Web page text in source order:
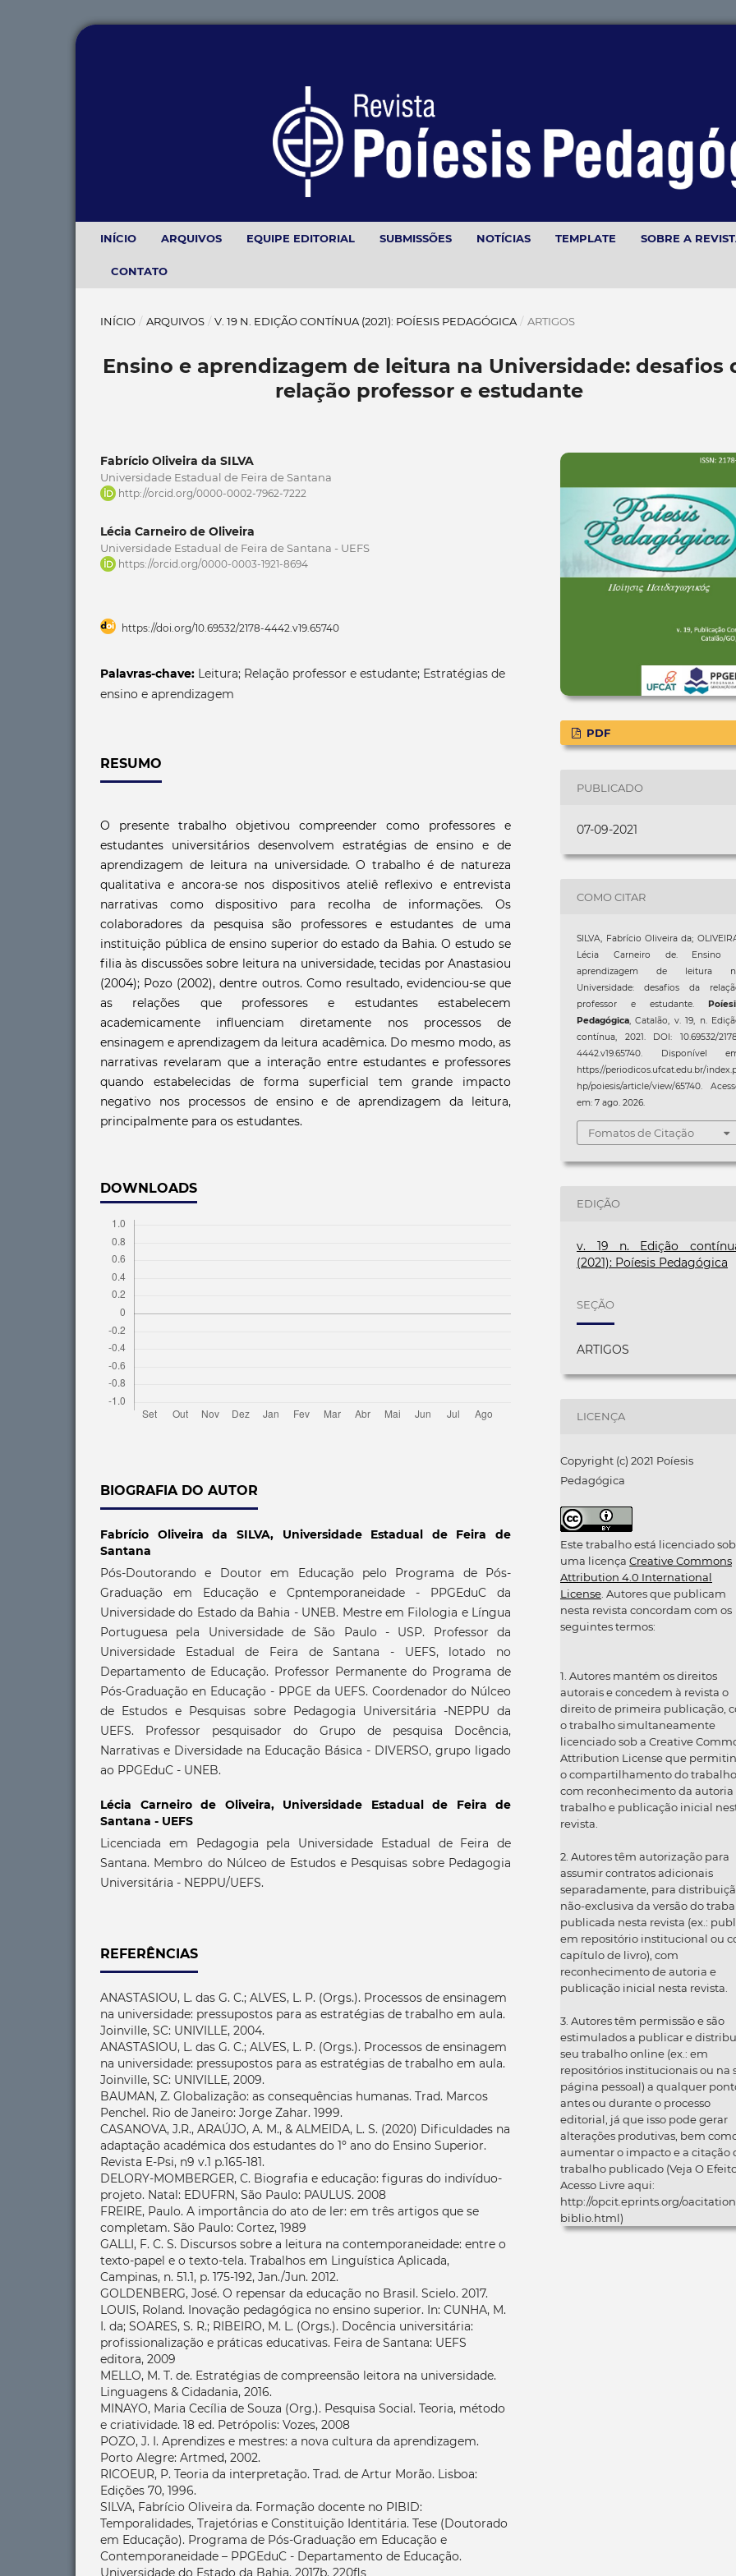
INÍCIO ARQUIVOS EQUIPE EDITORIAL SUBMISSÕES NOTÍCIAS TEMPLATE SOBRE A
CONTATO
INÍCIO / ARQUIVOS / V. 19 N. EDIÇÃO CONTÍNUA (2021): POÍESIS PEDAGÓGICA / ARTIGOS
Ensino e aprendizagem de leitura na Universidade: desafios
relação professor e estudante
Fabrício Oliveira da SILVA
Universidade Estadual de Feira de Santana
http://orcid.org/0000-0002-7962-7222
Lécia Carneiro de Oliveira
Universidade Estadual de Feira de Santana - UEFS
https://orcid.org/0000-0003-1921-8694
https://doi.org/10.69532/2178-4442.v19.65740
Palavras-chave: Leitura; Relação professor e estudante; Estratégias de
ensino e aprendizagem
RESUMO
O presente trabalho objetivou compreender como professores e
estudantes universitários desenvolvem estratégias de ensino e de
aprendizagem de leitura na universidade. O trabalho é de natureza
qualitativa e ancora-se nos dispositivos ateliê reflexivo e entrevista
narrativas como dispositivo para recolha de informações. Os
colaboradores da pesquisa são professores e estudantes de uma
instituição pública de ensino superior do estado da Bahia. O estudo se
filia às discussões sobre leitura na universidade, tecidas por Anastasiou
(2004); Pozo (2002), dentre outros. Como resultado, evidenciou-se que
as relações que professores e estudantes estabelecem
academicamente influenciam diretamente nos processos de
ensinagem e aprendizagem da leitura acadêmica. Do mesmo modo, as
narrativas revelaram que a interação entre estudantes e professores
quando estabelecidas de forma superficial tem grande impacto
negativo nos processos de ensino e de aprendizagem da leitura,
principalmente para os estudantes.
DOWNLOADS
BIOGRAFIA DO AUTOR
Fabrício Oliveira da SILVA, Universidade Estadual de Feira de
Santana
Pós-Doutorando e Doutor em Educação pelo Programa de Pós-
Graduação em Educação e Cpntemporaneidade - PPGEduC da
Universidade do Estado da Bahia - UNEB. Mestre em Filologia e Língua
Portuguesa pela Universidade de São Paulo - USP. Professor da
Universidade Estadual de Feira de Santana - UEFS, lotado no
Departamento de Educação. Professor Permanente do Programa de
Pós-Graduação en Educação - PPGE da UEFS. Coordenador do Núlceo
de Estudos e Pesquisas sobre Pedagogia Universitária -NEPPU da
UEFS. Professor pesquisador do Grupo de pesquisa Docência,
Narrativas e Diversidade na Educação Básica - DIVERSO, grupo ligado
ao PPGEduC - UNEB.
Lécia Carneiro de Oliveira, Universidade Estadual de Feira de
Santana - UEFS
Licenciada em Pedagogia pela Universidade Estadual de Feira de
Santana. Membro do Núlceo de Estudos e Pesquisas sobre Pedagogia
Universitária - NEPPU/UEFS.
REFERÊNCIAS
ANASTASIOU, L. das G. C.; ALVES, L. P. (Orgs.). Processos de ensinagem
na universidade: pressupostos para as estratégias de trabalho em aula.
Joinville, SC: UNIVILLE, 2004.
ANASTASIOU, L. das G. C.; ALVES, L. P. (Orgs.). Processos de ensinagem
na universidade: pressupostos para as estratégias de trabalho em aula.
Joinville, SC: UNIVILLE, 2009.
BAUMAN, Z. Globalização: as consequências humanas. Trad. Marcos
Penchel. Rio de Janeiro: Jorge Zahar. 1999.
CASANOVA, J.R., ARAÚJO, A. M., & ALMEIDA, L. S. (2020) Dificuldades na
adaptação académica dos estudantes do 1º ano do Ensino Superior.
Revista E-Psi, n9 v.1 p.165-181.
DELORY-MOMBERGER, C. Biografia e educação: figuras do indivíduo-
projeto. Natal: EDUFRN, São Paulo: PAULUS. 2008
FREIRE, Paulo. A importância do ato de ler: em três artigos que se
completam. São Paulo: Cortez, 1989
GALLI, F. C. S. Discursos sobre a leitura na contemporaneidade: entre o
texto-papel e o texto-tela. Trabalhos em Linguística Aplicada,
Campinas, n. 51.1, p. 175-192, Jan./Jun. 2012.
GOLDENBERG, José. O repensar da educação no Brasil. Scielo. 2017.
LOUIS, Roland. Inovação pedagógica no ensino superior. In: CUNHA, M.
I. da; SOARES, S. R.; RIBEIRO, M. L. (Orgs.). Docência universitária:
profissionalização e práticas educativas. Feira de Santana: UEFS
editora, 2009
MELLO, M. T. de. Estratégias de compreensão leitora na universidade.
Linguagens & Cidadania, 2016.
MINAYO, Maria Cecília de Souza (Org.). Pesquisa Social. Teoria, método
e criatividade. 18 ed. Petrópolis: Vozes, 2008
POZO, J. I. Aprendizes e mestres: a nova cultura da aprendizagem.
Porto Alegre: Artmed, 2002.
RICOEUR, P. Teoria da interpretação. Trad. de Artur Morão. Lisboa:
Edições 70, 1996.
SILVA, Fabrício Oliveira da. Formação docente no PIBID:
Temporalidades, Trajetórias e Constituição Identitária. Tese (Doutorado
em Educação). Programa de Pós-Graduação em Educação e
Contemporaneidade – PPGEduC - Departamento de Educação.
Universidade do Estado da Bahia. 2017b. 220fls
PDF
PUBLICADO
07-09-2021
COMO CITAR
SILVA, Fabrício Oliveira da;
Lécia Carneiro de. Ensino
aprendizagem de leitura
Universidade: desafios da
professor e estudante.
Pedagógica, Catalão, v. 19, n.
contínua, 2021. DOI: 10.69532/
4442.v19.65740. Disponível
https://periodicos.ufcat.edu.br/
hp/poiesis/article/view/65740.
em: 7 ago. 2026.
Fomatos de Citação
EDIÇÃO
v. 19 n. Edição
(2021): Poíesis Pedagógica
SEÇÃO
ARTIGOS
LICENÇA
Copyright (c) 2021 Poíesis
Pedagógica
Este trabalho está licenciado sob
uma licença Creative Commons
Attribution 4.0 International
License . Autores que publicam
nesta revista concordam com os
seguintes termos:
1. Autores mantém os direitos
autorais e concedem à revista o
direito de primeira publicação,
o trabalho simultaneamente
licenciado sob a Creative
Attribution License que
o compartilhamento do trabalho
com reconhecimento da autoria
trabalho e publicação inicial
revista.
2. Autores têm autorização para
assumir contratos adicionais
separadamente, para
não-exclusiva da versão do
publicada nesta revista (ex.:
em repositório institucional ou
capítulo de livro), com
reconhecimento de autoria e
publicação inicial nesta revista.
3. Autores têm permissão e são
estimulados a publicar e
seu trabalho online (ex.: em
repositórios institucionais ou na
página pessoal) a qualquer
antes ou durante o processo
editorial, já que isso pode gerar
alterações produtivas, bem
aumentar o impacto e a citação
trabalho publicado (Veja O
Acesso Livre aqui:
http://opcit.eprints.org/
biblio.html)